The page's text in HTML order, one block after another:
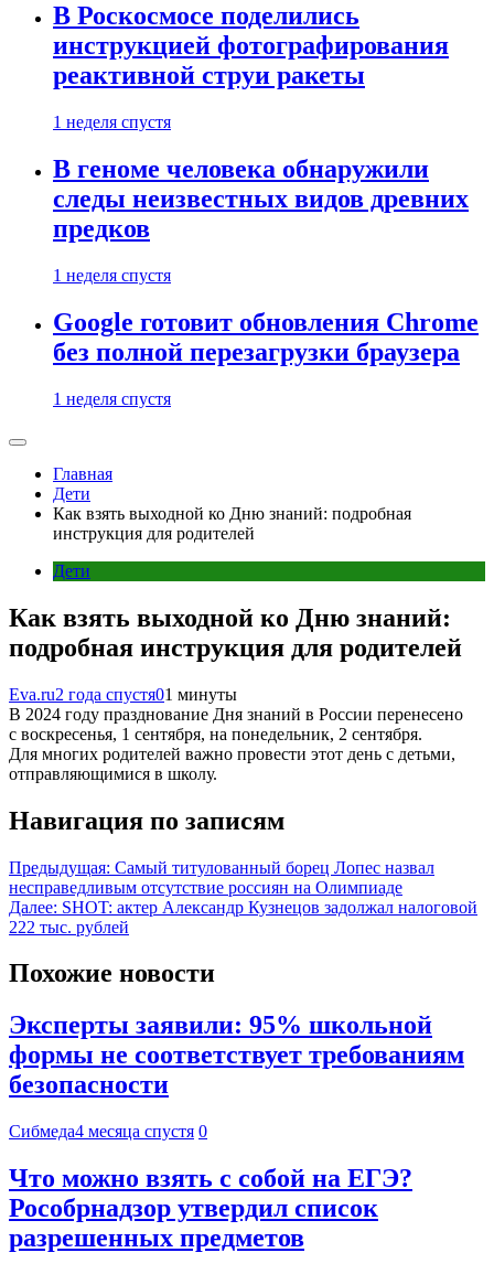
В Роскосмосе поделились
инструкцией фотографирования
реактивной струи ракеты
1 неделя спустя
В геноме человека обнаружили
следы неизвестных видов древних
предков
1 неделя спустя
Google готовит обновления Chrome
без полной перезагрузки браузера
1 неделя спустя
Главная
Дети
Как взять выходной ко Дню знаний: подробная
инструкция для родителей
Дети
Как взять выходной ко Дню знаний:
подробная инструкция для родителей
Eva.ru2 года спустя01 минуты
В 2024 году празднование Дня знаний в России перенесено
с воскресенья, 1 сентября, на понедельник, 2 сентября.
Для многих родителей важно провести этот день с детьми,
отправляющимися в школу.
Навигация по записям
Предыдущая: Самый титулованный борец Лопес назвал
несправедливым отсутствие россиян на Олимпиаде
Далее: SHOT: актер Александр Кузнецов задолжал налоговой
222 тыс. рублей
Похожие новости
Эксперты заявили: 95% школьной
формы не соответствует требованиям
безопасности
Сибмеда4 месяца спустя 0
Что можно взять с собой на ЕГЭ?
Рособрнадзор утвердил список
разрешенных предметов